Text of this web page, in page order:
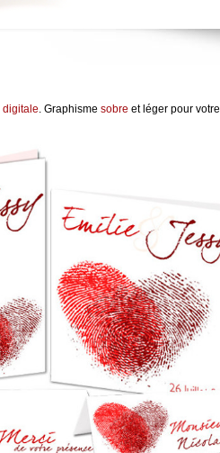
digitale. Graphisme sobre et léger pour votre